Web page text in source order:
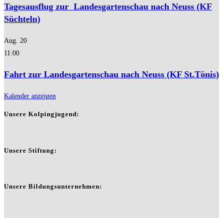
Tagesausflug zur Landesgartenschau nach Neuss (KF
Süchteln)
Aug. 20
11:00
Fahrt zur Landesgartenschau nach Neuss (KF St.Tönis)
Kalender anzeigen
Unsere Kolpingjugend:
Unsere Stiftung:
Unsere Bildungsunternehmen: